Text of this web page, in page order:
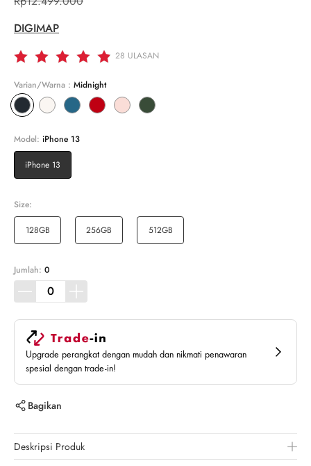
DIGIMAP
28 ULASAN
Varian/Warna : Midnight
Model: iPhone 13
iPhone 13
Size:
128GB 256GB 512GB
Jumlah: 0
Upgrade perangkat dengan mudah dan nikmati penawaran
spesial dengan trade-in!
Bagikan
Deskripsi Produk